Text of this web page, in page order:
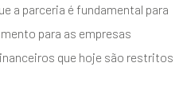
a parceria é fundamental para
para as empresas
que hoje são restritos